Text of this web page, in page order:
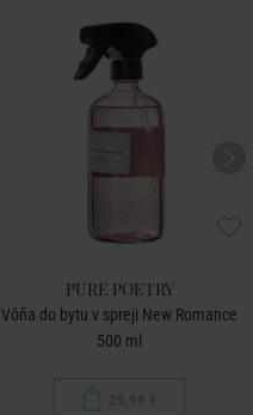
PURE POETRY
Vôňa do bytu v spreji New Romance
500 ml
25,99 €